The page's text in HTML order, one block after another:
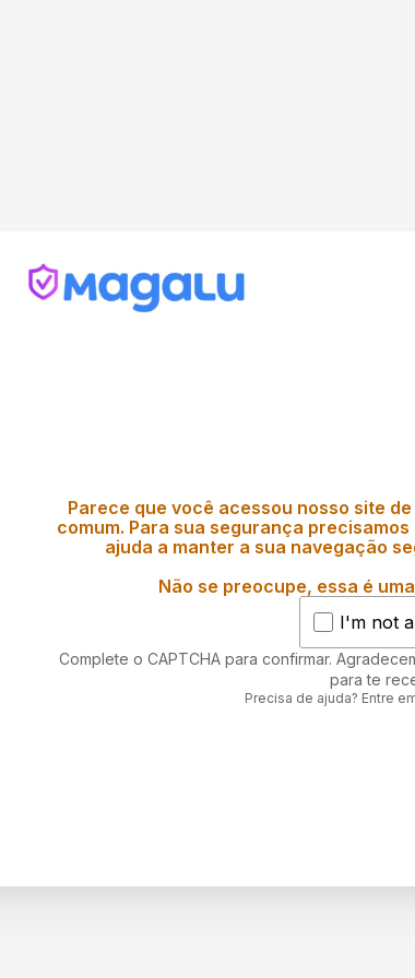
Parece que você acessou nosso site
comum. Para sua segurança
ajuda a manter a sua navegação
Não se preocupe, essa é
I'm not
Complete o CAPTCHA para confirmar.
para te
Precisa de ajuda? Entre